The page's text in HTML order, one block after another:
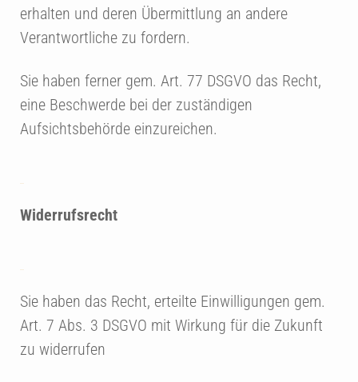
erhalten und deren Übermittlung an andere
Verantwortliche zu fordern.
Sie haben ferner gem. Art. 77 DSGVO das Recht,
eine Beschwerde bei der zuständigen
Aufsichtsbehörde einzureichen.
Widerrufsrecht
Sie haben das Recht, erteilte Einwilligungen gem.
Art. 7 Abs. 3 DSGVO mit Wirkung für die Zukunft
zu widerrufen